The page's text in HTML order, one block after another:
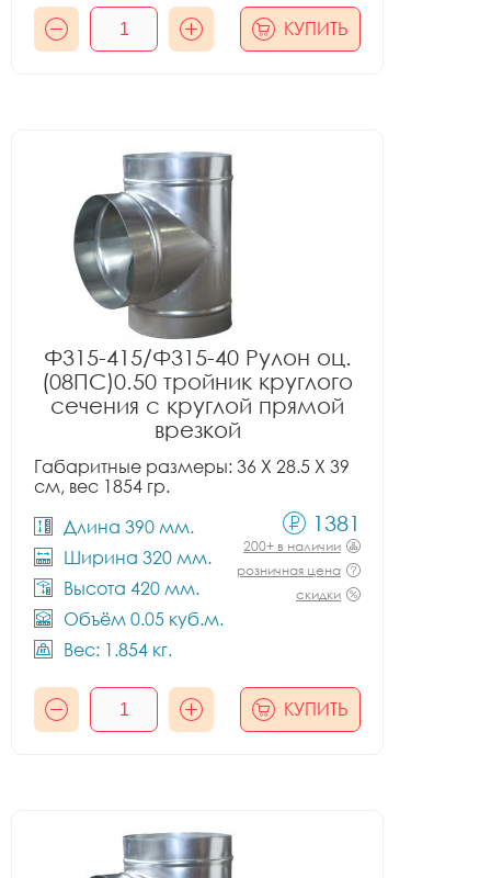
КУПИТЬ
Ф315-415/Ф315-40 Рулон оц.
(08ПС)0.50 тройник круглого
сечения с круглой прямой
врезкой
Габаритные размеры: 36 X 28.5 X 39
см, вес 1854 гр.
Длина 390 мм.
Ширина 320 мм.
Высота 420 мм.
Объём 0.05 куб.м.
Вес: 1.854 кг.
1381
200+ в наличии
розничная цена
скидки
КУПИТЬ